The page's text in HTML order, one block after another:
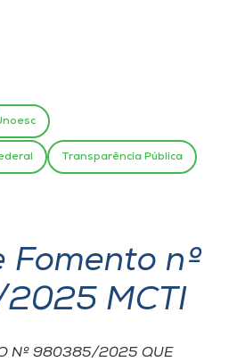
Transparência Pública
Fomento nº
MCTI
Nº 980385/2025 QUE